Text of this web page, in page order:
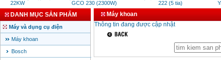
22KW
GCO 230 (2300W)
222 (5 tia)
DANH MỤC SẢN PHẨM
Máy và dụng cụ điện
Máy khoan
Bosch
Máy khoan
Thông tin đang được cập nhật